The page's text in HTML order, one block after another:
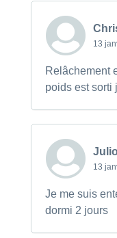
13
Relâchement
poids est sorti
Julio
13
Je me suis
dormi 2 jours